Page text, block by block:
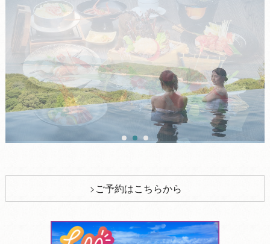
ご予約はこちらから